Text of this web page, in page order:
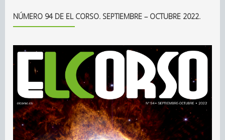
NÚMERO 94 DE EL CORSO. SEPTIEMBRE – OCTUBRE 2022.